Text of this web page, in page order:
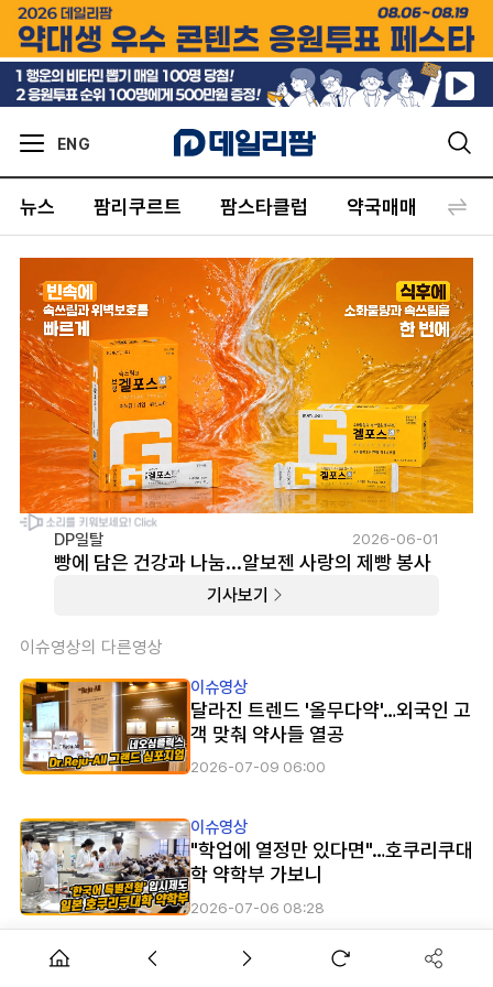
ENG
뉴스 팜리쿠르트 팜스타클럽 약국매매 커
DP일탈
빵에 담은 건강과 나눔...알보젠 사랑의 제빵 봉사
2026-06-01
기사보기
이슈영상의 다른영상
이슈영상
달라진 트렌드 '올무다약'…외국인 고
객 맞춰 약사들 열공
2026-07-09 06:00
이슈영상
"학업에 열정만 있다면"…호쿠리쿠대
학 약학부 가보니
2026-07-06 08:28
이슈영상